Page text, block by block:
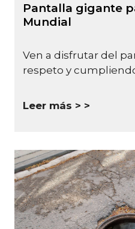
Pantalla gigante
Mundial
Ven a disfrutar del
respeto y
Leer más >